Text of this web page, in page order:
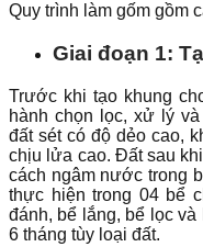
Quy trình làm gốm gồm
Giai đoạn 1:
Trước khi tạo khung
hành chọn lọc, xử lý
đất sét có độ dẻo cao,
chịu lửa cao. Đất sau
cách ngâm nước trong
thực hiện trong 04 bể
đánh, bể lắng, bể lọc
6 tháng tùy loại đất.